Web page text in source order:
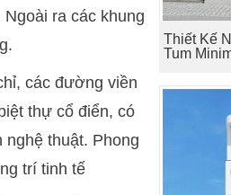
ra các khung
các đường viền
thự cổ điển, có
thuật. Phong
trí tinh tế
Thiết Kế
Tum